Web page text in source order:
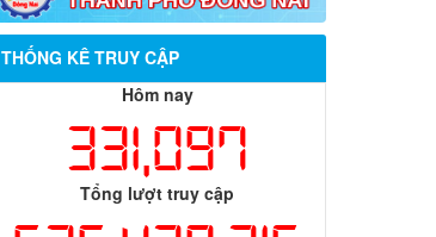
THỐNG KÊ TRUY CẬP
Hôm nay
331,097
Tổng lượt truy cập
Thông báo về việc tuyển dụng viên
chức năm 2026
Thông báo tuyển chọn tổ chức và cá
nhân chủ trì thực hiện nhiệm vụ khoa
học và công nghệ cấp thành phố sử
dụng ngân sách nhà nước đặt hàng thực
hiện năm 2026 (đợt 1) lần 3
Kế hoạch Thông tin, tuyên truyền triển